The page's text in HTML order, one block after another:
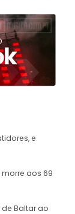
e
morre aos 69
de Baltar ao